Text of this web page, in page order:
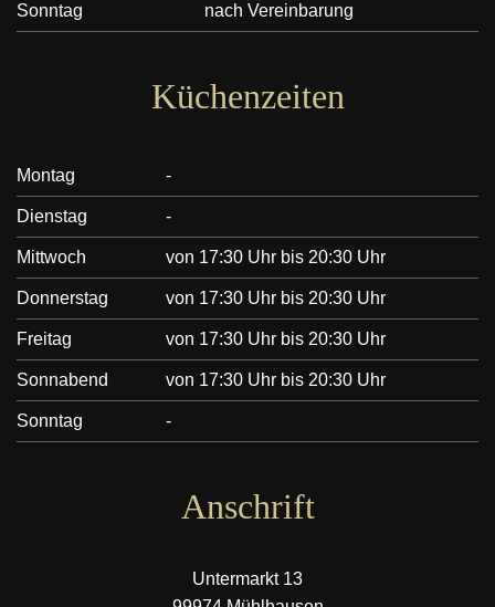
Sonntag nach Vereinbarung
Küchenzeiten
Montag -
Dienstag -
Mittwoch von 17:30 Uhr bis 20:30 Uhr
Donnerstag von 17:30 Uhr bis 20:30 Uhr
Freitag von 17:30 Uhr bis 20:30 Uhr
Sonnabend von 17:30 Uhr bis 20:30 Uhr
Sonntag -
Anschrift
Untermarkt 13